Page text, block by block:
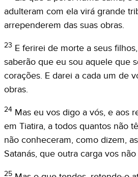
adulteram com ela virá grande
arrependerem das suas obras.
23 E ferirei de morte a seus
saberão que eu sou aquele que
corações. E darei a cada um de
obras.
24 Mas eu vos digo a vós, e aos
em Tiatira, a todos quantos não
não conheceram, como dizem,
Satanás, que outra carga vos
25